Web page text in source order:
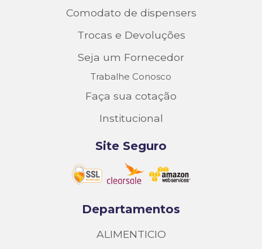
Comodato de dispensers
Trocas e Devoluções
Seja um Fornecedor
Trabalhe Conosco
Faça sua cotação
Institucional
Site Seguro
Departamentos
ALIMENTICIO